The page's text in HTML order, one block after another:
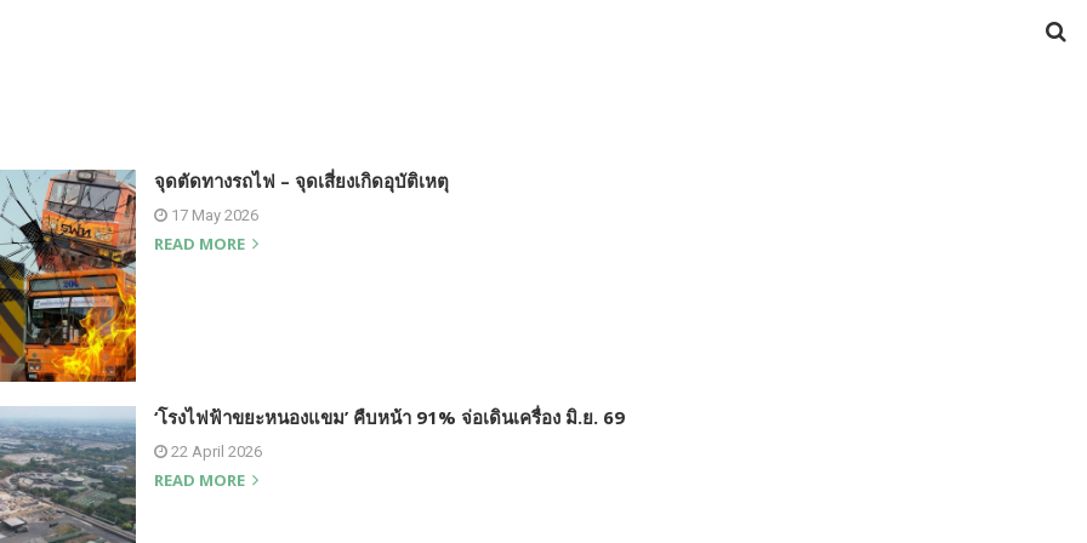
จุดตัดทางรถไฟ – จุดเสี่ยงเกิดอุบัติเหตุ
17 May 2026
READ MORE
‘โรงไฟฟ้าขยะหนองแขม’ คืบหน้า 91% จ่อเดินเครื่อง มิ.ย. 69
22 April 2026
READ MORE